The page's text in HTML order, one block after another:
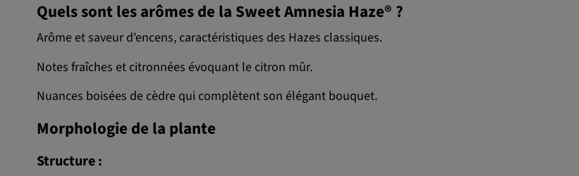
Quels sont les arômes de la Sweet Amnesia Haze® ?
Arôme et saveur d'encens, caractéristiques des Hazes classiques.
Notes fraîches et citronnées évoquant le citron mûr.
Nuances boisées de cèdre qui complètent son élégant bouquet.
Morphologie de la plante
Structure :